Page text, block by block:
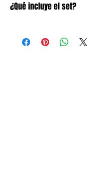
¿Qué incluye el set?
• Mechas en tonos a juego con el